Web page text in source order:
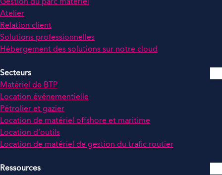
Gestion du parc matériel
Atelier
Relation client
Solutions professionnelles
Hébergement des solutions sur notre cloud
Secteurs
Matériel de BTP
Location événementielle
Pétrolier et gazier
Location de matériel offshore et maritime
Location d’outils
Location de matériel de gestion du trafic routier
Ressources